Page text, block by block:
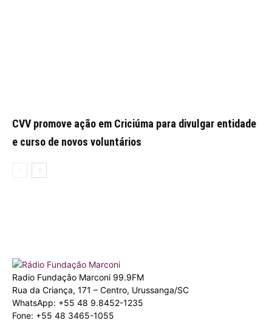
CVV promove ação em Criciúma para divulgar entidade
e curso de novos voluntários
Radio Fundação Marconi 99.9FM
Rua da Criança, 171 – Centro, Urussanga/SC
WhatsApp: +55 48 9.8452-1235
Fone: +55 48 3465-1055